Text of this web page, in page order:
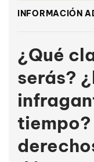
INFORMACIÓN
¿Qué
serás?
tiempo?